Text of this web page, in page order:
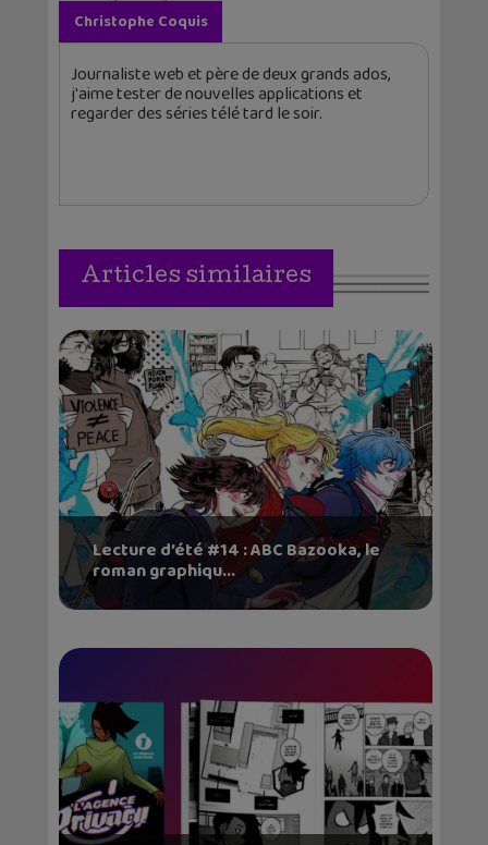
Christophe Coquis
Journaliste web et père de deux grands ados,
j'aime tester de nouvelles applications et
regarder des séries télé tard le soir.
Articles similaires
Lecture d’été #14 : ABC Bazooka, le
roman graphiqu...